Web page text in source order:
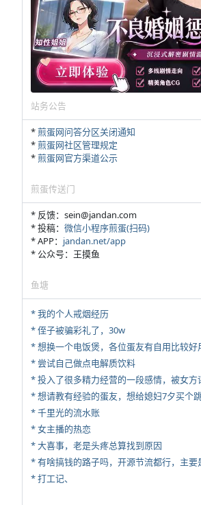
站务公告
*煎蛋网问答分区关闭通知
*煎蛋网社区管理规定
*煎蛋网官方渠道公示
煎蛋传送门
* 反馈：sein@jandan.com
* 投稿： 微信小程序煎蛋(扫码)
* APP： jandan.net/app
* 公众号：王摸鱼
鱼塘
* 我的个人戒烟经历
* 侄子被骗彩礼了，30w
* 想换一个电饭煲，各位蛋友有自用比较好
* 尝试自己做点电解质饮料
* 千里光的流水账
* 女主播的热恋
* 大喜事，老是头疼总算找到原因
* 打工记、